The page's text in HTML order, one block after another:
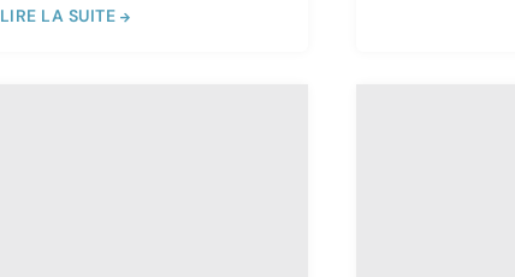
LIRE LA SUITE